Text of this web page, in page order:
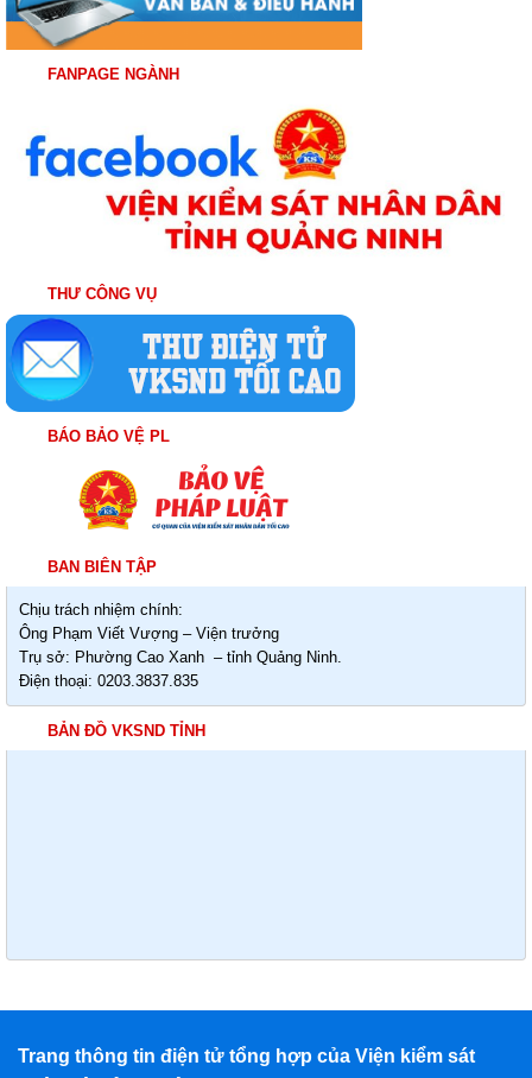
FANPAGE NGÀNH
THƯ CÔNG VỤ
BÁO BẢO VỆ PL
BAN BIÊN TẬP
Chịu trách nhiệm chính:
Ông Phạm Viết Vượng – Viện trưởng
Trụ sở: Phường Cao Xanh – tỉnh Quảng Ninh.
Điện thoại: 0203.3837.835
BẢN ĐỒ VKSND TỈNH
Trang thông tin điện tử tổng hợp của Viện kiểm sát